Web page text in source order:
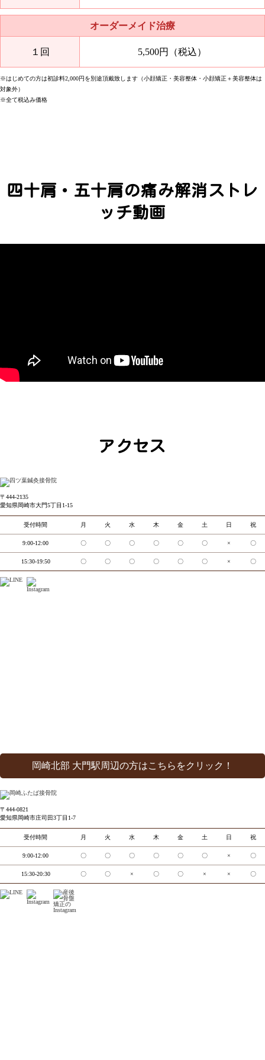
オーダーメイド治療
１回 5,500円（税込）
※はじめての方は初診料2,000円を別途頂戴致します（小顔矯正・美容整体・小顔矯正＋美容整体は
対象外）
※全て税込み価格
四十肩・五十肩の痛み解消ストレ
ッチ動画
アクセス
〒444-2135
愛知県岡崎市大門5丁目1-15
受付時間 月 火 水 木 金 土 日 祝
9:00-12:00 〇 〇 〇 〇 〇 〇 × 〇
15:30-19:50 〇 〇 〇 〇 〇 〇 × 〇
岡崎北部 大門駅周辺の方はこちらをクリック！
〒444-0821
愛知県岡崎市庄司田3丁目1-7
受付時間 月 火 水 木 金 土 日 祝
9:00-12:00 〇 〇 〇 〇 〇 〇 × 〇
15:30-20:30 〇 〇 × 〇 〇 × × 〇